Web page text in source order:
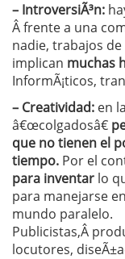
– IntroversiÃ³n:
Â frente a una
nadie, trabajos
implican muchas
InformÃ¡ticos,
– Creatividad: en
â€œcolgadosâ€
que no tienen el
tiempo. Por el
para inventar lo
para manejarse
mundo paralelo.
Publicistas,Â
locutores,